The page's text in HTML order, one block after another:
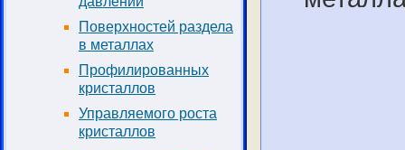
Поверхностей раздела
в металлах
Профилированных
кристаллов
Управляемого роста
кристаллов